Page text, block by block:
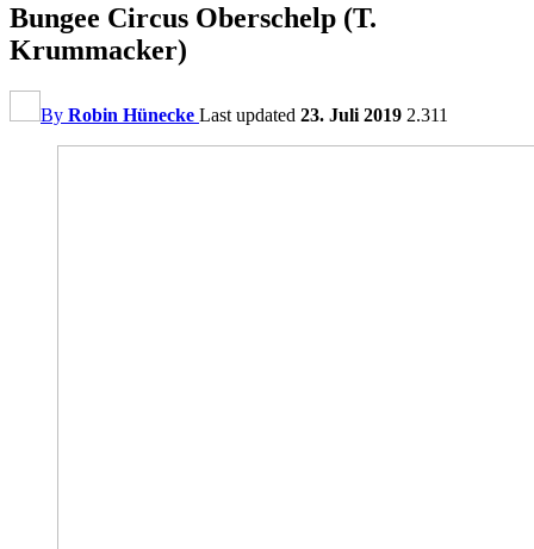
Bungee Circus Oberschelp (T.
Krummacker)
By Robin Hünecke Last updated 23. Juli 2019 2.311